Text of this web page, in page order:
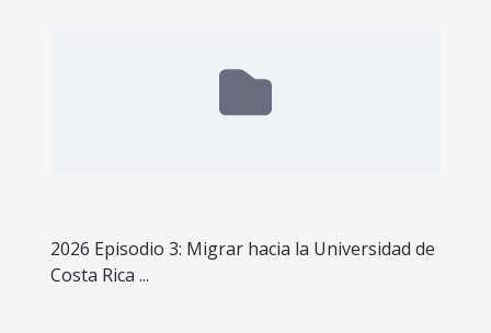
2026 Episodio 3: Migrar hacia la Universidad de
Costa Rica ...